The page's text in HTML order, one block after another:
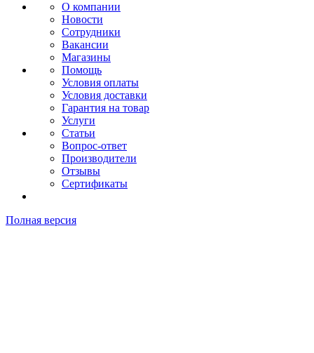
О компании
Новости
Сотрудники
Вакансии
Магазины
Помощь
Условия оплаты
Условия доставки
Гарантия на товар
Услуги
Статьи
Вопрос-ответ
Производители
Отзывы
Сертификаты
Полная версия